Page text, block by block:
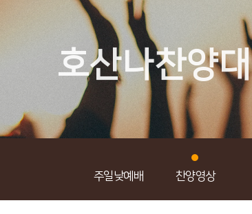
호산나찬양대
주일낮예배 찬양영상